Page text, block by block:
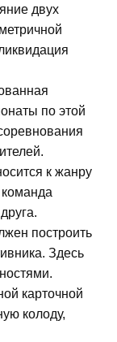
двух
по этой
к жанру
построить
Здесь
карточной
колоду,